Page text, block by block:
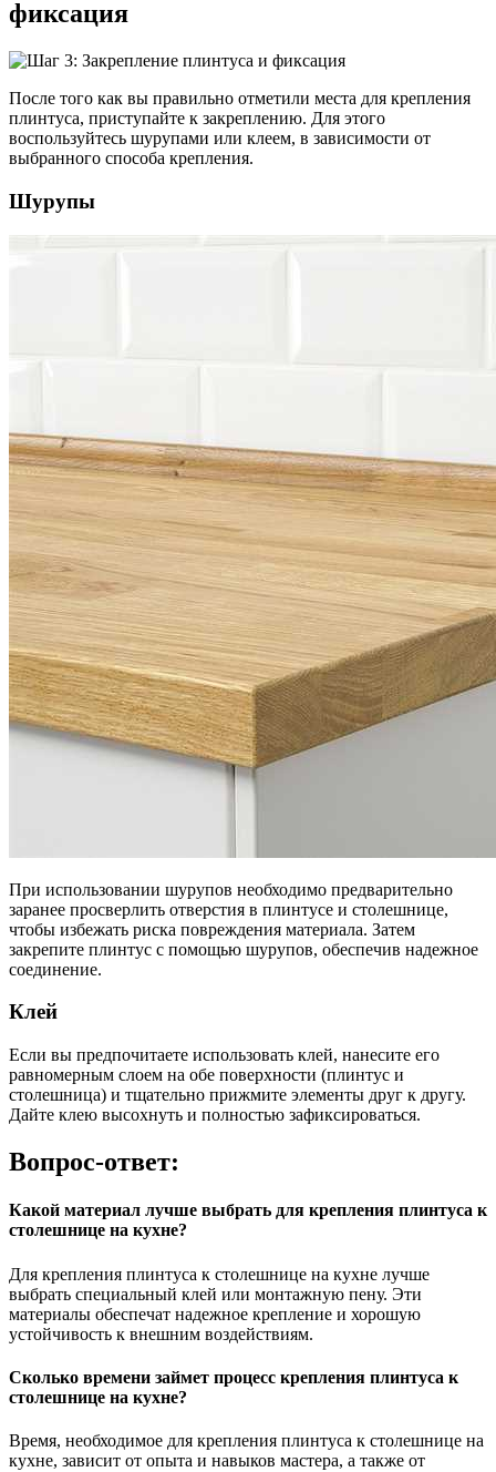
фиксация
После того как вы правильно отметили места для крепления
плинтуса, приступайте к закреплению. Для этого
воспользуйтесь шурупами или клеем, в зависимости от
выбранного способа крепления.
Шурупы
При использовании шурупов необходимо предварительно
заранее просверлить отверстия в плинтусе и столешнице,
чтобы избежать риска повреждения материала. Затем
закрепите плинтус с помощью шурупов, обеспечив надежное
соединение.
Клей
Если вы предпочитаете использовать клей, нанесите его
равномерным слоем на обе поверхности (плинтус и
столешница) и тщательно прижмите элементы друг к другу.
Дайте клею высохнуть и полностью зафиксироваться.
Вопрос-ответ:
Какой материал лучше выбрать для крепления плинтуса к
столешнице на кухне?
Для крепления плинтуса к столешнице на кухне лучше
выбрать специальный клей или монтажную пену. Эти
материалы обеспечат надежное крепление и хорошую
устойчивость к внешним воздействиям.
Сколько времени займет процесс крепления плинтуса к
столешнице на кухне?
Время, необходимое для крепления плинтуса к столешнице на
кухне, зависит от опыта и навыков мастера, а также от